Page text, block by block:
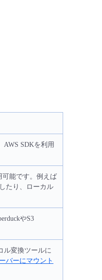
AWS SDKを利用
可能です。例えば
たり、ローカル
やS3
ル変換ツールに
バーにマウント